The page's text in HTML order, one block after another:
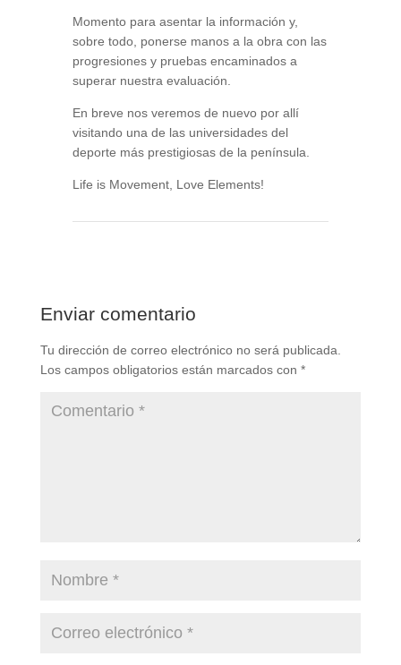
Momento para asentar la información y,
sobre todo, ponerse manos a la obra con las
progresiones y pruebas encaminados a
superar nuestra evaluación.
En breve nos veremos de nuevo por allí
visitando una de las universidades del
deporte más prestigiosas de la península.
Life is Movement, Love Elements!
Enviar comentario
Tu dirección de correo electrónico no será publicada.
Los campos obligatorios están marcados con *